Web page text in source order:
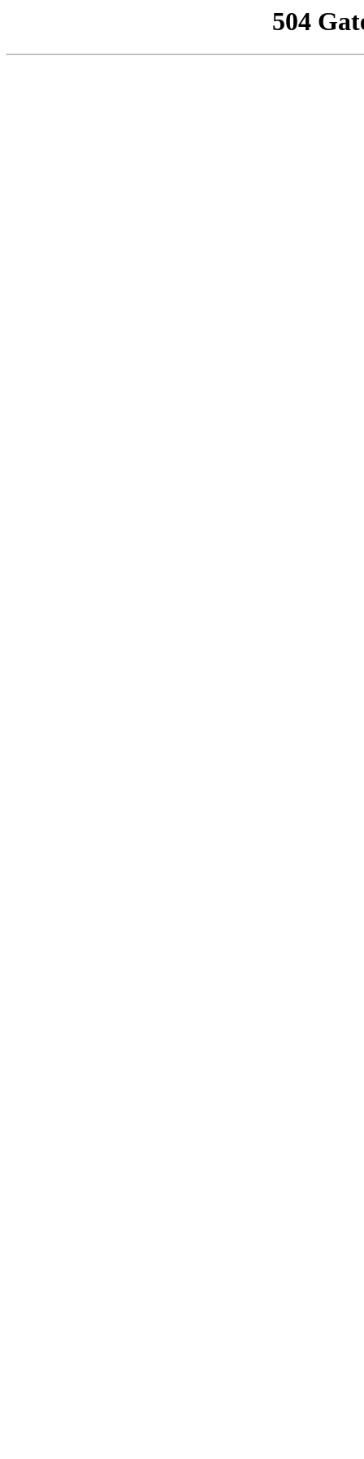
504